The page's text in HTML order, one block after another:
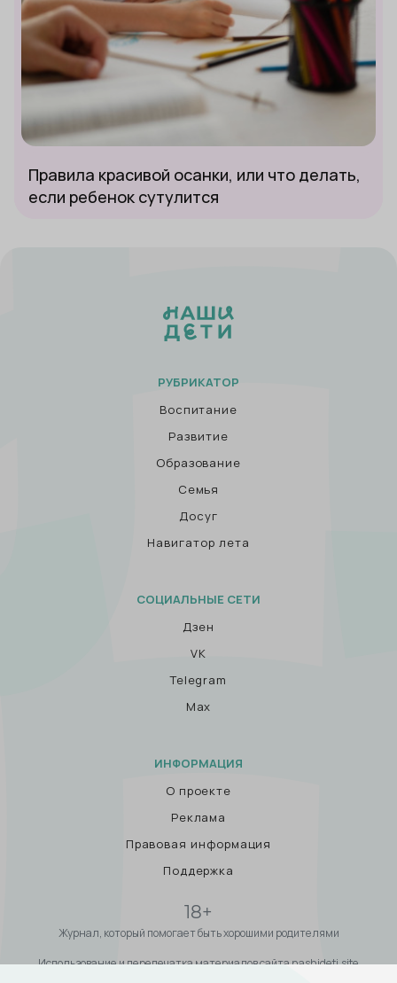
Правила красивой осанки, или что делать,
если ребенок сутулится
РУБРИКАТОР
Воспитание
Развитие
Образование
Семья
Досуг
Навигатор лета
СОЦИАЛЬНЫЕ СЕТИ
Дзен
VK
Telegram
Max
ИНФОРМАЦИЯ
О проекте
Реклама
Правовая информация
Поддержка
18+
Журнал, который помогает быть хорошими родителями
Использование и перепечатка материалов сайта nashideti.site